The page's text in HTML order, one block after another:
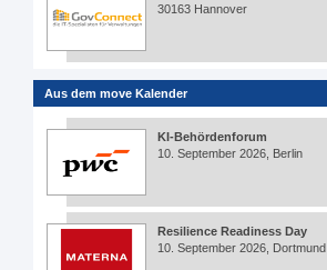
30163 Hannover
Aus dem move Kalender
KI-Behördenforum
10. September 2026, Berlin
Resilience Readiness Day
10. September 2026, Dortmund